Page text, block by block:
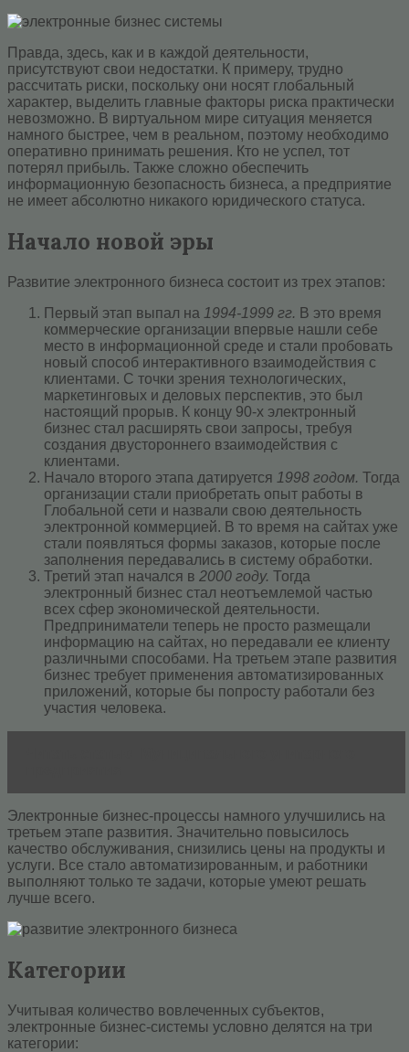
Правда, здесь, как и в каждой деятельности,
присутствуют свои недостатки. К примеру, трудно
рассчитать риски, поскольку они носят глобальный
характер, выделить главные факторы риска практически
невозможно. В виртуальном мире ситуация меняется
намного быстрее, чем в реальном, поэтому необходимо
оперативно принимать решения. Кто не успел, тот
потерял прибыль. Также сложно обеспечить
информационную безопасность бизнеса, а предприятие
не имеет абсолютно никакого юридического статуса.
Начало новой эры
Развитие электронного бизнеса состоит из трех этапов:
Первый этап выпал на 1994-1999 гг. В это время
коммерческие организации впервые нашли себе
место в информационной среде и стали пробовать
новый способ интерактивного взаимодействия с
клиентами. С точки зрения технологических,
маркетинговых и деловых перспектив, это был
настоящий прорыв. К концу 90-х электронный
бизнес стал расширять свои запросы, требуя
создания двустороннего взаимодействия с
клиентами.
Начало второго этапа датируется 1998 годом. Тогда
организации стали приобретать опыт работы в
Глобальной сети и назвали свою деятельность
электронной коммерцией. В то время на сайтах уже
стали появляться формы заказов, которые после
заполнения передавались в систему обработки.
Третий этап начался в 2000 году. Тогда
электронный бизнес стал неотъемлемой частью
всех сфер экономической деятельности.
Предприниматели теперь не просто размещали
информацию на сайтах, но передавали ее клиенту
различными способами. На третьем этапе развития
бизнес требует применения автоматизированных
приложений, которые бы попросту работали без
участия человека.
Электронные бизнес-процессы намного улучшились на
третьем этапе развития. Значительно повысилось
качество обслуживания, снизились цены на продукты и
услуги. Все стало автоматизированным, и работники
выполняют только те задачи, которые умеют решать
лучше всего.
Категории
Учитывая количество вовлеченных субъектов,
электронные бизнес-системы условно делятся на три
категории: